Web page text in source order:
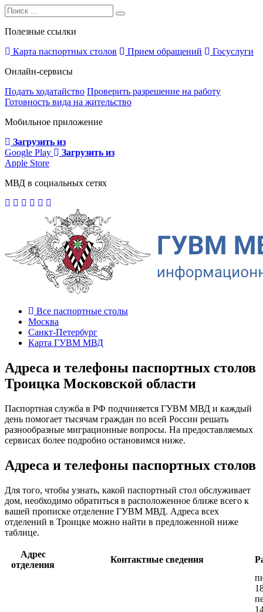
Search
for:
Search
Полезные ссылки
Карта паспортных столов
Прием обращений
Госуслуги
Онлайн-сервисы
Подать ходатайство Проверить разрешение на работу
Готовность вида на жительство
Мобильное приложение
Загрузить из
Google Play
Загрузить из
Apple Store
МВД в социальных сетях
Все паспортные столы
Москва
Санкт-Петербург
Карта ГУВМ МВД
Адреса и телефоны паспортных столов
Троицка Московской области
Паспортная служба в РФ подчиняется ГУВМ МВД и каждый
день помогает тысячам граждан по всей России решать
разнообразные миграционные вопросы. На предоставляемых
сервисах более подробно остановимся ниже.
Адреса и телефоны паспортных столов
Для того, чтобы узнать, какой паспортный стол обслуживает
дом, необходимо обратиться в расположенное ближе всего к
вашей прописке отделение ГУВМ МВД. Адреса всех
отделений в Троицке можно найти в предложенной ниже
таблице.
Адрес
отделения
Контактные сведения